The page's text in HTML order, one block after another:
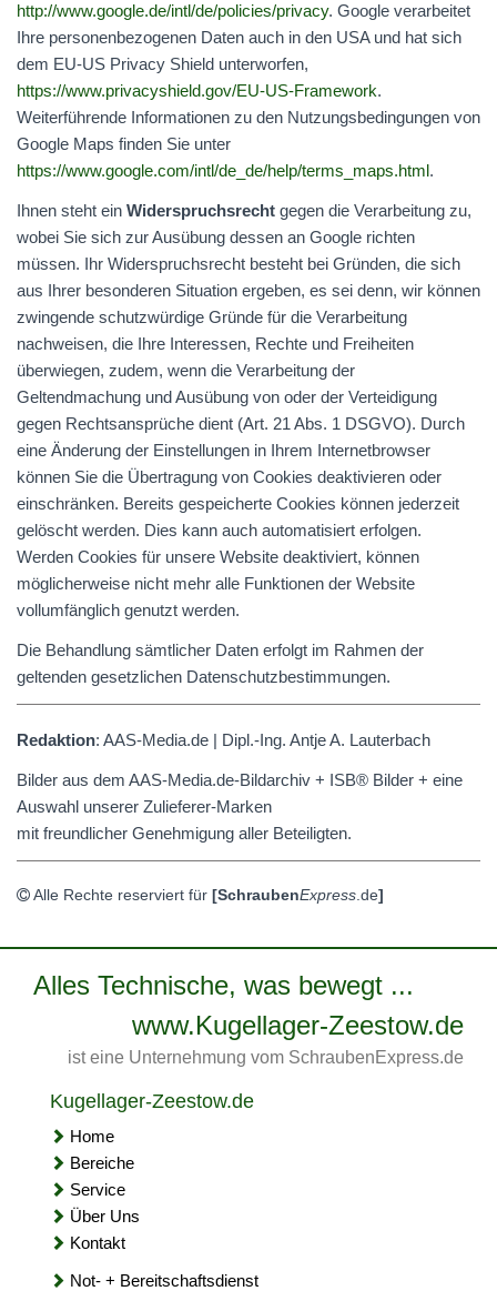
http://www.google.de/intl/de/policies/privacy. Google verarbeitet
Ihre personenbezogenen Daten auch in den USAund hat sich
dem EU-US Privacy Shield unterworfen,
https://www.privacyshield.gov/EU-US-Framework.
Weiterführende Informationen zu den Nutzungsbedingungen von
Google Maps finden Sie unter
https://www.google.com/intl/de_de/help/terms_maps.html.
Ihnen steht ein Widerspruchsrecht gegen die Verarbeitung zu,
wobei Sie sich zur Ausübung dessen an Google richten
müssen. Ihr Widerspruchsrecht besteht bei Gründen, die sich
aus Ihrer besonderen Situation ergeben, es sei denn, wir können
zwingende schutzwürdige Gründe für die Verarbeitung
nachweisen, die Ihre Interessen, Rechte und Freiheiten
überwiegen, zudem, wenn die Verarbeitung der
Geltendmachung und Ausübung von oder der Verteidigung
gegen Rechtsansprüche dient (Art. 21 Abs. 1 DSGVO). Durch
eine Änderung der Einstellungen in Ihrem Internetbrowser
können Sie die Übertragung von Cookies deaktivieren oder
einschränken. Bereits gespeicherte Cookies können jederzeit
gelöscht werden. Dies kann auch automatisiert erfolgen.
Werden Cookies für unsere Website deaktiviert, können
möglicherweise nicht mehr alle Funktionen der Website
vollumfänglich genutzt werden.
Die Behandlung sämtlicher Daten erfolgt im Rahmen der
geltenden gesetzlichen Datenschutzbestimmungen.
Redaktion: AAS-Media.de | Dipl.-Ing. Antje A. Lauterbach
Bilder aus dem AAS-Media.de-Bildarchiv + ISB® Bilder + eine
Auswahl unserer Zulieferer-Marken
mit freundlicher Genehmigung aller Beteiligten.
Alle Rechte reserviert für [SchraubenExpress .de]
Alles Technische, was bewegt ...
www.Kugellager-Zeestow.de
ist eine Unternehmung vom SchraubenExpress.de
Kugellager-Zeestow.de
Home
Bereiche
Service
Über Uns
Kontakt
Not- + Bereitschaftsdienst